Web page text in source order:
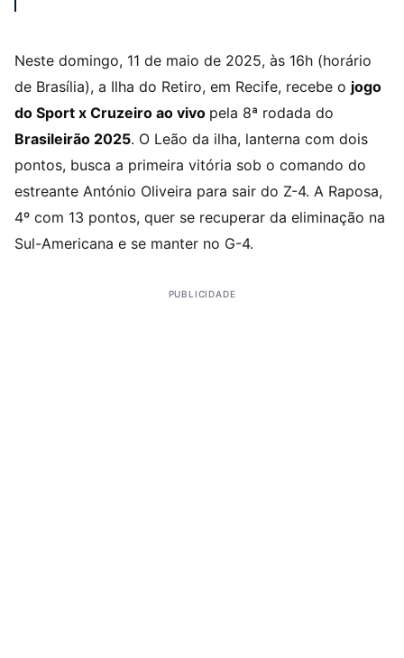
Neste domingo, 11 de maio de 2025, às 16h (horário
de Brasília), a Ilha do Retiro, em Recife, recebe o jogo
do Sport x Cruzeiro ao vivo pela 8ª rodada do
Brasileirão 2025. O Leão da ilha, lanterna com dois
pontos, busca a primeira vitória sob o comando do
estreante António Oliveira para sair do Z-4. A Raposa,
4º com 13 pontos, quer se recuperar da eliminação na
Sul-Americana e se manter no G-4.
PUBLICIDADE